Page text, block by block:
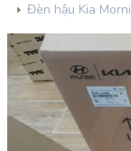
Đèn hậu Kia